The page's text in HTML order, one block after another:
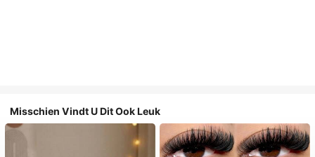
Misschien Vindt U Dit Ook Leuk